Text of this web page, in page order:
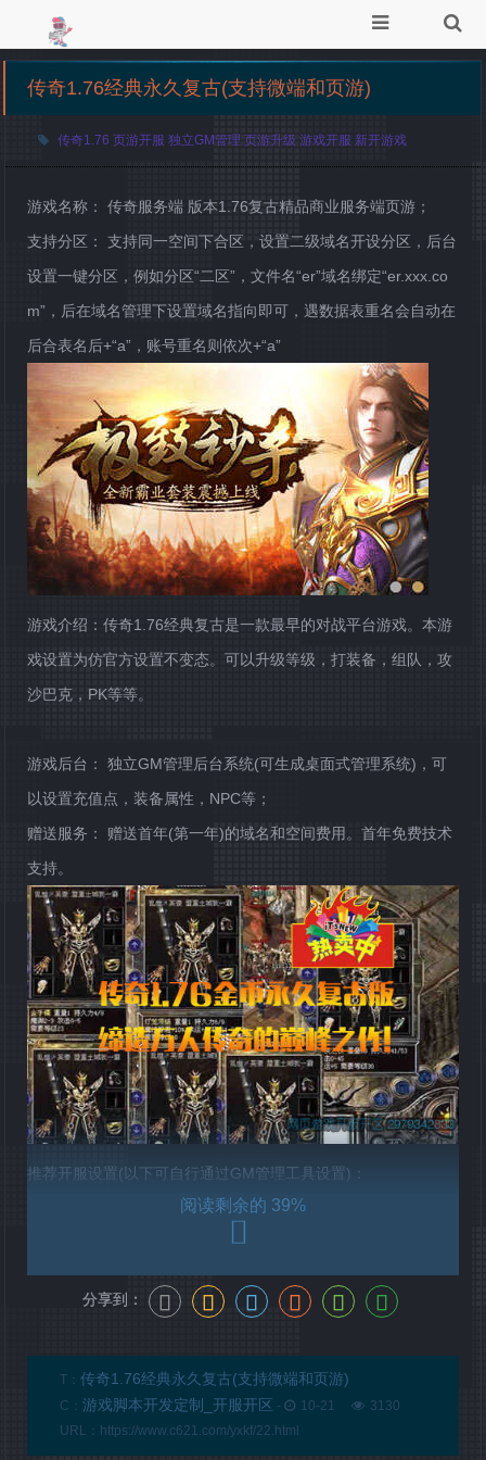
传奇1.76经典永久复古(支持微端和页游)
传奇1.76 页游开服 独立GM管理 页游升级 游戏开服 新开游戏
游戏名称： 传奇服务端 版本1.76复古精品商业服务端页游；
支持分区： 支持同一空间下合区，设置二级域名开设分区，后台
设置一键分区，例如分区“二区”，文件名“er”域名绑定“er.xxx.co
m”，后在域名管理下设置域名指向即可，遇数据表重名会自动在
后合表名后+“a”，账号重名则依次+“a”
游戏介绍：传奇1.76经典复古是一款最早的对战平台游戏。本游
戏设置为仿官方设置不变态。可以升级等级，打装备，组队，攻
沙巴克，PK等等。
游戏后台： 独立GM管理后台系统(可生成桌面式管理系统)，可
以设置充值点，装备属性，NPC等；
赠送服务： 赠送首年(第一年)的域名和空间费用。首年免费技术
支持。
推荐开服设置(以下可自行通过GM管理工具设置)：
版本介绍： 2015最新1.76精品版本,独家升级，游戏乐趣更多,适
元宝比例： 短信:1:5000 点卡:1:9250 网银:1:10000，无任何额
外比例，统一平台充值。
天统一拿沙再跨服合区。
特色功能： 升级奖励丰厚 达到一定等级 即可领取各种奖励 散人
免费泡点 不花钱一定冲顶级。
39%
分享到：
T：传奇1.76经典永久复古(支持微端和页游)
C：游戏脚本开发定制_开服开区 - 10-21
3130
URL：https://www.c621.com/yxkf/22.html